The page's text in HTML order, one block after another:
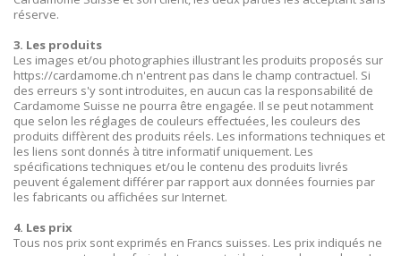
réserve.
3. Les produits
Les images et/ou photographies illustrant les produits proposés sur
https://cardamome.ch n'entrent pas dans le champ contractuel. Si
des erreurs s'y sont introduites, en aucun cas la responsabilité de
Cardamome Suisse ne pourra être engagée. Il se peut notamment
que selon les réglages de couleurs effectuées, les couleurs des
produits diffèrent des produits réels. Les informations techniques et
les liens sont donnés à titre informatif uniquement. Les
spécifications techniques et/ou le contenu des produits livrés
peuvent également différer par rapport aux données fournies par
les fabricants ou affichées sur Internet.
4. Les prix
Tous nos prix sont exprimés en Francs suisses. Les prix indiqués ne